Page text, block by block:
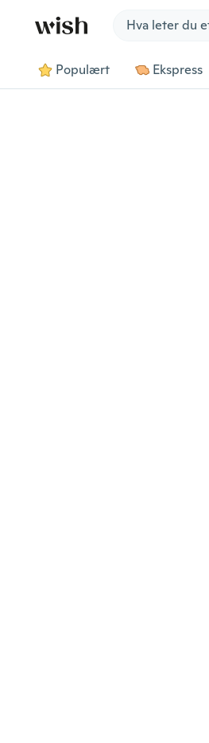
Populært Ekspress